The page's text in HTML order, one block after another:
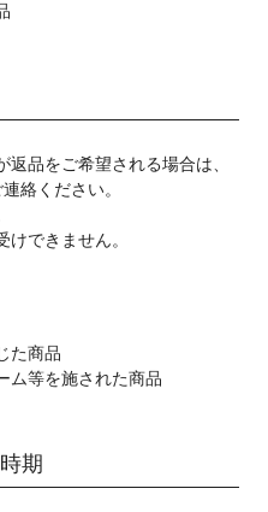
品をご希望される場合は、
絡ください。
できません。
た商品
ム等を施された商品
期